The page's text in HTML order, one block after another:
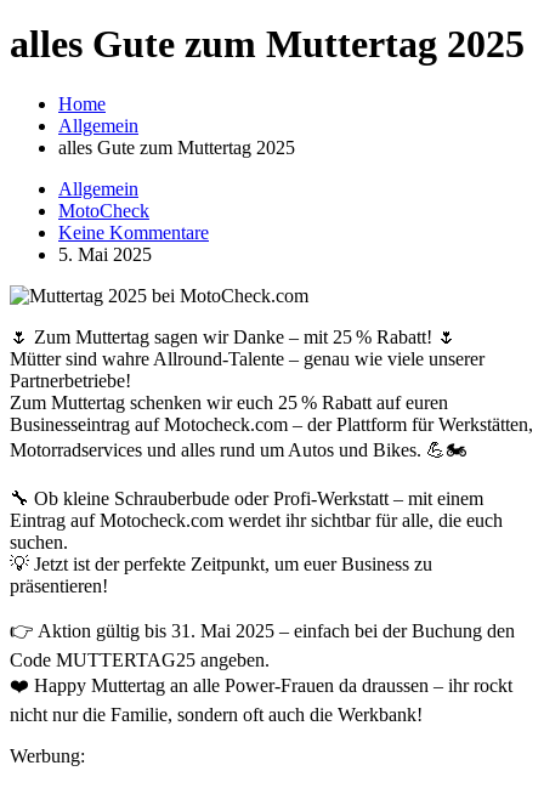
alles Gute zum Muttertag 2025
Home
Allgemein
alles Gute zum Muttertag 2025
Allgemein
MotoCheck
Keine Kommentare
5. Mai 2025
🌷 Zum Muttertag sagen wir Danke – mit 25 % Rabatt! 🌷
Mütter sind wahre Allround-Talente – genau wie viele unserer
Partnerbetriebe!
Zum Muttertag schenken wir euch 25 % Rabatt auf euren
Businesseintrag auf Motocheck.com – der Plattform für Werkstätten,
Motorradservices und alles rund um Autos und Bikes. 💪🏍️
🔧 Ob kleine Schrauberbude oder Profi-Werkstatt – mit einem
Eintrag auf Motocheck.com werdet ihr sichtbar für alle, die euch
suchen.
💡 Jetzt ist der perfekte Zeitpunkt, um euer Business zu
präsentieren!
👉 Aktion gültig bis 31. Mai 2025 – einfach bei der Buchung den
Code MUTTERTAG25 angeben.
❤️ Happy Muttertag an alle Power-Frauen da draussen – ihr rockt
nicht nur die Familie, sondern oft auch die Werkbank!
Werbung: